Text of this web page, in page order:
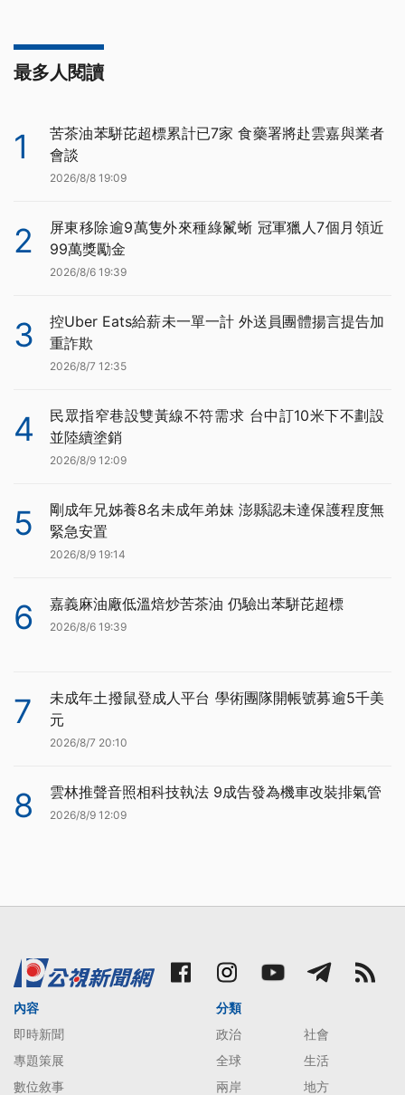
最多人閱讀
1
苦茶油苯駢芘超標累計已7家 食藥署將赴雲嘉與業者
會談
2026/8/8 19:09
2
屏東移除逾9萬隻外來種綠鬣蜥 冠軍獵人7個月領近
99萬獎勵金
2026/8/6 19:39
3
控Uber Eats給薪未一單一計 外送員團體揚言提告加
重詐欺
2026/8/7 12:35
4
民眾指窄巷設雙黃線不符需求 台中訂10米下不劃設
並陸續塗銷
2026/8/9 12:09
5
剛成年兄姊養8名未成年弟妹 澎縣認未達保護程度無
緊急安置
2026/8/9 19:14
6 嘉義麻油廠低溫焙炒苦茶油 仍驗出苯駢芘超標
2026/8/6 19:39
7
未成年土撥鼠登成人平台 學術團隊開帳號募逾5千美
元
2026/8/7 20:10
8 雲林推聲音照相科技執法 9成告發為機車改裝排氣管
2026/8/9 12:09
內容
即時新聞
專題策展
數位敘事
分類
政治
社會
全球
生活
兩岸
地方